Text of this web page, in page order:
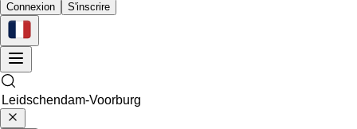
Connexion S'inscrire